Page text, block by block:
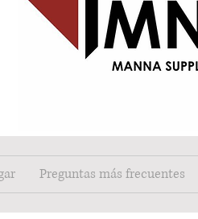
Preguntas más frecuentes